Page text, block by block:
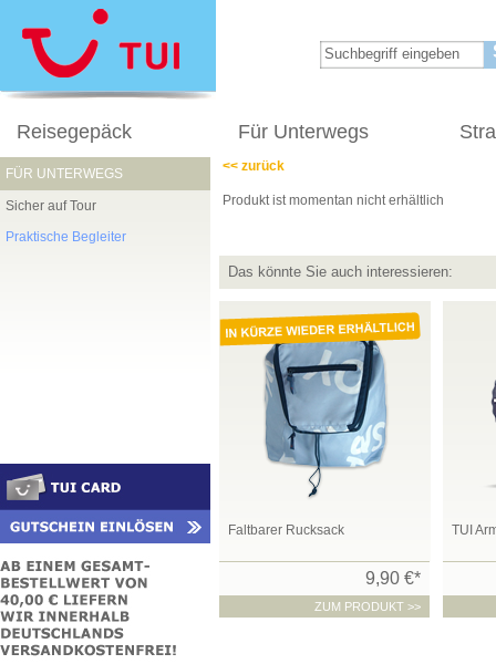
Reisegepäck Für Unterwegs
FÜR UNTERWEGS
Sicher auf Tour
Praktische Begleiter
<< zurück
Produkt ist momentan nicht erhältlich
Das könnte Sie auch interessieren:
Faltbarer Rucksack
9,90 €*
ZUM PRODUKT >>
TUI